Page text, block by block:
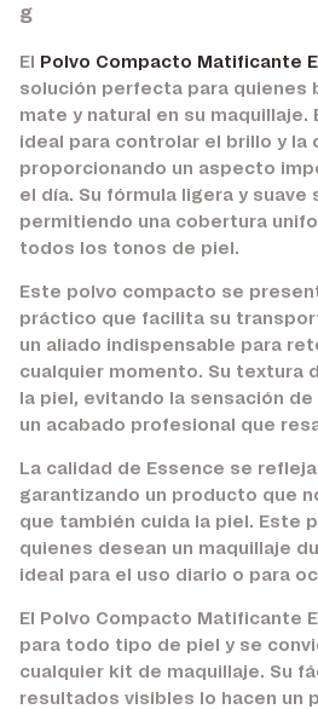
g
El Polvo Compacto Matificante
solución perfecta para quienes
mate y natural en su
ideal para controlar el brillo y la
proporcionando un aspecto
el día. Su fórmula ligera y suave
permitiendo una cobertura
todos los tonos de piel.
Este polvo compacto se
práctico que facilita su
un aliado indispensable para
cualquier momento. Su textura
la piel, evitando la sensación
un acabado profesional que
La calidad de Essence se
garantizando un producto que
que también cuida la piel. Este
quienes desean un maquillaje
ideal para el uso diario o para
El Polvo Compacto Matificante
para todo tipo de piel y se
cualquier kit de maquillaje. Su
resultados visibles lo hacen un